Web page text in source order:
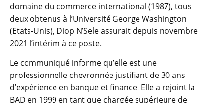
domaine du commerce international (1987), tous
deux obtenus à l’Université George Washington
(Etats-Unis), Diop N’Sele assurait depuis novembre
2021 l’intérim à ce poste.
Le communiqué informe qu’elle est une
professionnelle chevronnée justifiant de 30 ans
d’expérience en banque et finance. Elle a rejoint la
BAD en 1999 en tant que chargée supérieure de